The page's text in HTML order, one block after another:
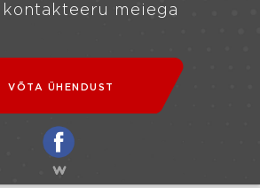
meiega
VÕTA ÜHENDUST